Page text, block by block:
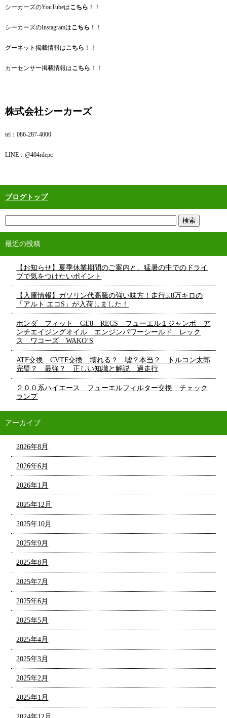
シーカーズのYouTubeはこちら ！！
シーカーズのInstagramはこちら ！！
グーネット掲載情報はこちら ！！
カーセンサー掲載情報はこちら ！！
株式会社シーカーズ
tel：086‐287‐4000
LINE：@404rdepc
ブログトップ
最近の投稿
【お知らせ】夏季休業期間のご案内と、猛暑の中でのドライ
ブで気をつけたいポイント
【入庫情報】ガソリン代高騰の強い味方！走行5.8万キロの
「アルト エコS」が入荷しました！
ホンダ フィット GE8 RECS フューエル１ジャンボ ア
ンチエイジングオイル エンジンパワーシールド レック
ス ワコーズ WAKO‘S
ATF交換 CVTF交換 壊れる？ 嘘？本当？ トルコン太郎
完璧？ 最強？ 正しい知識と解説 過走行
２００系ハイエース フューエルフィルター交換 チェック
ランプ
アーカイブ
2026年8月
2026年6月
2026年1月
2025年12月
2025年10月
2025年9月
2025年8月
2025年7月
2025年6月
2025年5月
2025年4月
2025年3月
2025年2月
2025年1月